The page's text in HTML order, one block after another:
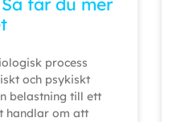
får du mer
process
och psykiskt
belastning till ett
handlar om att